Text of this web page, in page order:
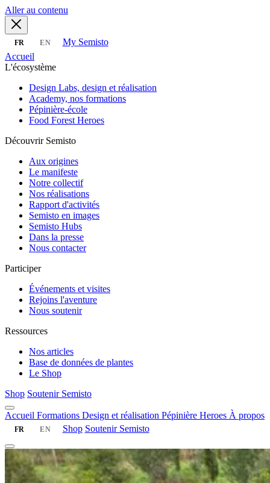
Aller au contenu
FR EN
My Semisto
Accueil
L'écosystème
Design Labs, design et réalisation
Academy, nos formations
Pépinière-école
Food Forest Heroes
Découvrir Semisto
Aux origines
Le manifeste
Notre collectif
Nos réalisations
Rapport d'activités
Semisto en images
Semisto Hubs
Dans la presse
Nous contacter
Participer
Événements et visites
Rejoins l'aventure
Nous soutenir
Ressources
Nos articles
Base de données de plantes
Le Shop
Shop Soutenir Semisto
Accueil Formations Design et réalisation Pépinière Heroes À propos
FR EN Shop Soutenir Semisto